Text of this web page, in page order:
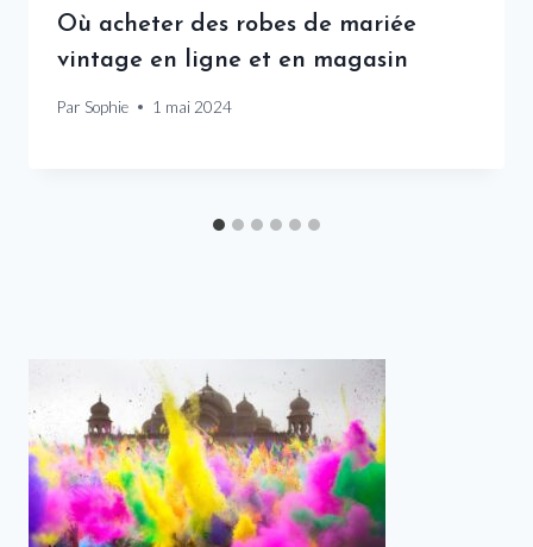
Où acheter des robes de mariée
vintage en ligne et en magasin
Par Sophie 1 mai 2024